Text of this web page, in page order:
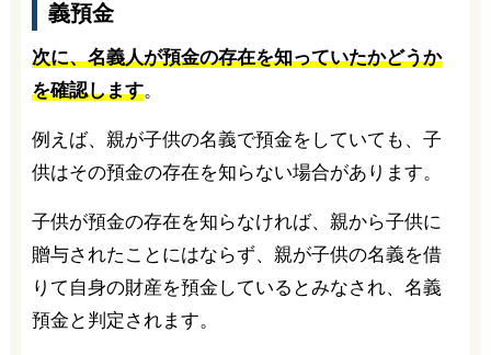
義預金
次に、名義人が預金の存在を知っていたかどうか
を確認します。
例えば、親が子供の名義で預金をしていても、子
供はその預金の存在を知らない場合があります。
子供が預金の存在を知らなければ、親から子供に
贈与されたことにはならず、親が子供の名義を借
りて自身の財産を預金しているとみなされ、名義
預金と判定されます。